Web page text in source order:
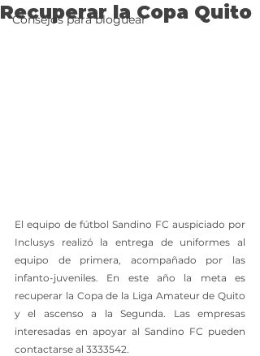
Consejos para bloguear
Recuperar la Copa Quito
El equipo de fútbol Sandino FC auspiciado por
Inclusys realizó la entrega de uniformes al
equipo de primera, acompañado por las
infanto-juveniles. En este año la meta es
recuperar la Copa de la Liga Amateur de Quito
y el ascenso a la Segunda. Las empresas
interesadas en apoyar al Sandino FC pueden
contactarse al 3333542.